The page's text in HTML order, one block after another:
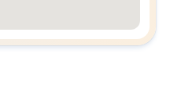
embedgooglemap.net